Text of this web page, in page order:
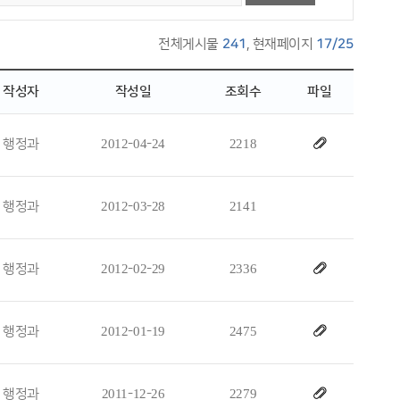
전체게시물 241, 현재페이지 17/25
작성자 작성일 조회수 파일
행정과 2012-04-24 2218
행정과 2012-03-28 2141
행정과 2012-02-29 2336
행정과 2012-01-19 2475
행정과 2011-12-26 2279